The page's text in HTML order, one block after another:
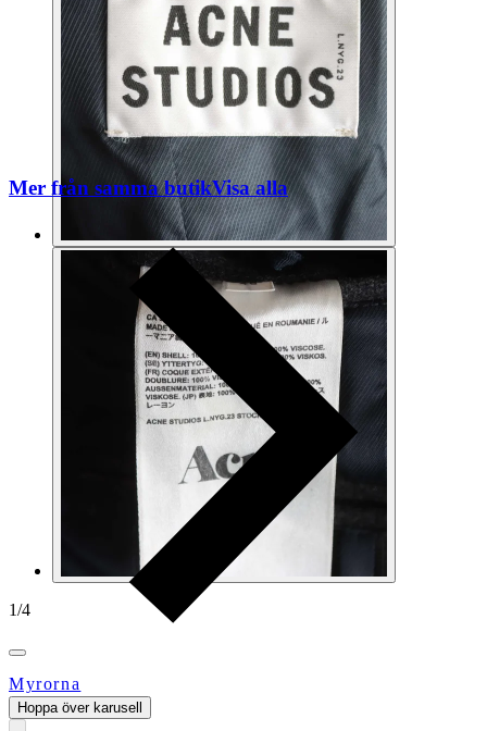
1/4
Myrorna
Mer från samma butikVisa alla
Hoppa över karusell